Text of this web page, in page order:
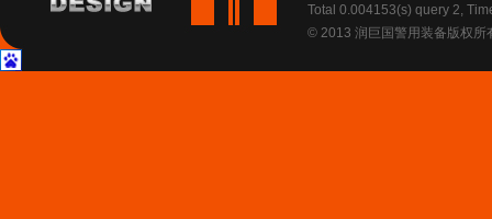
Total 0.004153(s) query 2,
© 2013 润巨国警用装备版权所